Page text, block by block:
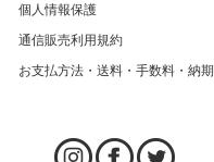
個人情報保護
通信販売利用規約
お支払方法・送料・手数料・納期